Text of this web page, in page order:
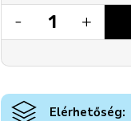
- 1 +
Elérhetőség: